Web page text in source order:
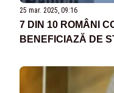
25 mar. 2025, 09:16
7 DIN 10 ROMÂNI
BENEFICIAZĂ DE